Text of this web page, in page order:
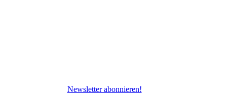
Newsletter abonnieren!